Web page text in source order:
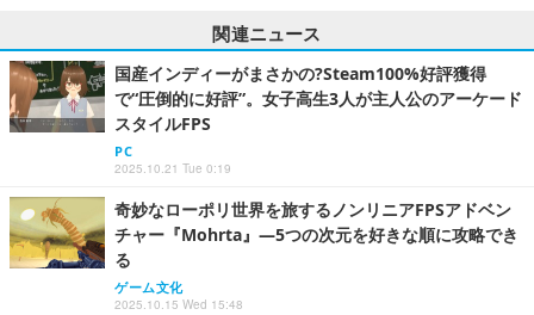
関連ニュース
国産インディーがまさかの?Steam100%好評獲得
で“圧倒的に好評”。女子高生3人が主人公のアーケード
スタイルFPS
PC
2025.10.21 Tue 0:19
奇妙なローポリ世界を旅するノンリニアFPSアドベン
チャー『Mohrta』―5つの次元を好きな順に攻略でき
る
ゲーム文化
2025.10.15 Wed 15:48